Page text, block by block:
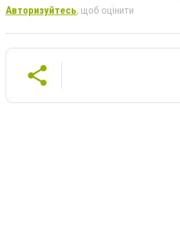
Авторизуйтесь, щоб оцінити